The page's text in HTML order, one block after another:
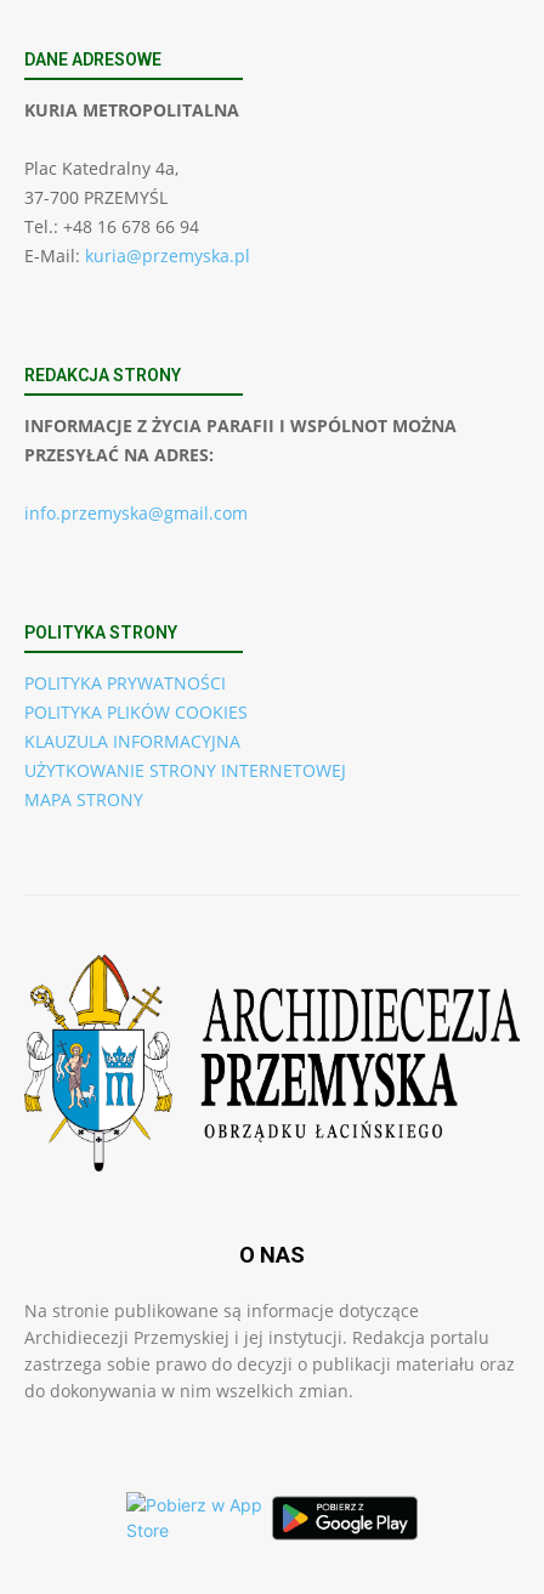
DANE ADRESOWE
KURIA METROPOLITALNA
Plac Katedralny 4a,
37-700 PRZEMYŚL
Tel.: +48 16 678 66 94
E-Mail: kuria@przemyska.pl
REDAKCJA STRONY
INFORMACJE Z ŻYCIA PARAFII I WSPÓLNOT MOŻNA
PRZESYŁAĆ NA ADRES:
info.przemyska@gmail.com
POLITYKA STRONY
POLITYKA PRYWATNOŚCI
POLITYKA PLIKÓW COOKIES
KLAUZULA INFORMACYJNA
UŻYTKOWANIE STRONY INTERNETOWEJ
MAPA STRONY
O NAS
Na stronie publikowane są informacje dotyczące
Archidiecezji Przemyskiej i jej instytucji. Redakcja portalu
zastrzega sobie prawo do decyzji o publikacji materiału oraz
do dokonywania w nim wszelkich zmian.